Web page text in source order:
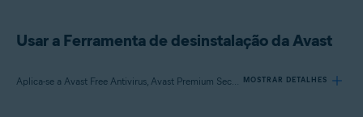
Usar a Ferramenta de desinstalação da Avast
Aplica-se a Avast Free Antivirus, Avast Premium Security, Avast Secure Browser MOSTRAR DETALHES